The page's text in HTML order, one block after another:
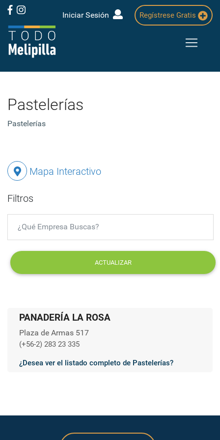
Iniciar Sesión Regístrese Gratis
Pastelerías
Pastelerías
Mapa Interactivo
Filtros
ACTUALIZAR
PANADERÍA LA ROSA
Plaza de Armas 517
(+56-2) 283 23 335
¿Desea ver el listado completo de Pastelerías?